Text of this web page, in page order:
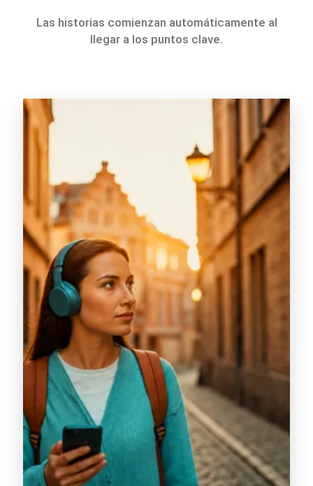
Las historias comienzan automáticamente al
llegar a los puntos clave.